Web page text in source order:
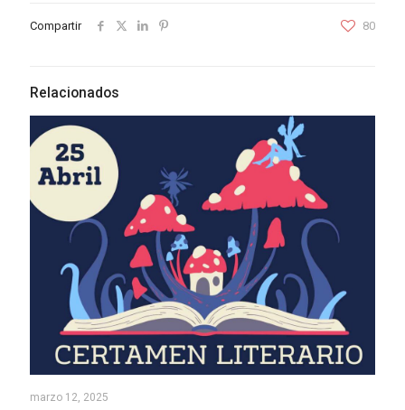
Compartir 80
Relacionados
marzo 12, 2025